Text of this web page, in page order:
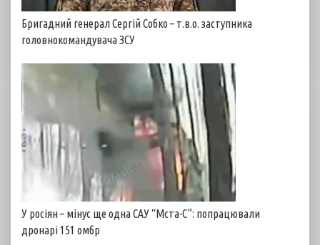
Бригадний генерал Сергій Собко – т.в.о. заступника
головнокомандувача ЗСУ
У росіян – мінус ще одна САУ “Мста-С”: попрацювали
дронарі 151 омбр